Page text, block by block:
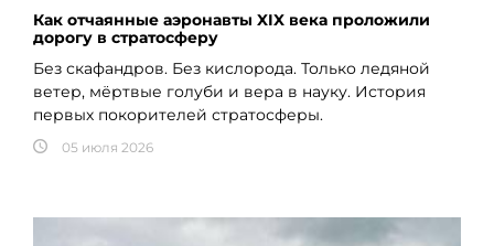
Как отчаянные аэронавты XIX века проложили
дорогу в стратосферу
Без скафандров. Без кислорода. Только ледяной
ветер, мёртвые голуби и вера в науку. История
первых покорителей стратосферы.
05 июля 2026